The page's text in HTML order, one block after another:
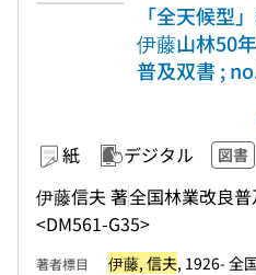
「全天候型
伊藤山林50
普及双書 ;
紙 デジタル 図書
伊藤信夫 著全国林業改良
<DM561-G35>
著者標目 伊藤, 信夫, 1926- 全